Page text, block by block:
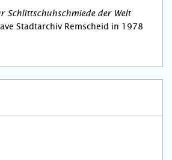
Schlittschuhschmiede der Welt
Stadtarchiv Remscheid in 1978